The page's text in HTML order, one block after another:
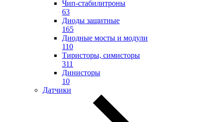
Чип-стабилитроны
63
Диоды защитные
165
Диодные мосты и модули
110
Тиристоры, симисторы
311
Динисторы
10
Датчики